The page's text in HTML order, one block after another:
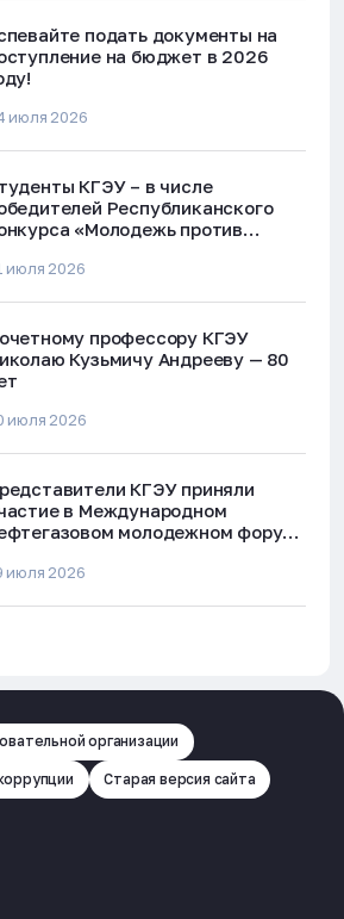
подать документы на
на бюджет в 2026
июля 2026
КГЭУ – в числе
Республиканского
«Молодежь против
июля 2026
профессору КГЭУ
Кузьмичу Андрееву — 80
июля 2026
КГЭУ приняли
в Международном
молодежном форуме
июля 2026
организации
Старая версия сайта